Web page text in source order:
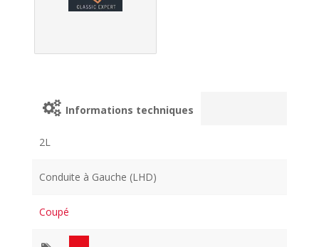
Informations techniques
2L
Conduite à Gauche (LHD)
Coupé